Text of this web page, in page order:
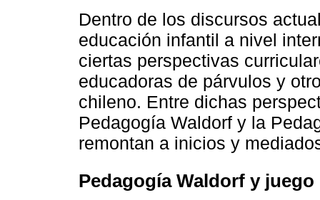
Dentro de los discursos
educación infantil a nivel
ciertas perspectivas
educadoras de párvulos y
chileno. Entre dichas
Pedagogía Waldorf y la
remontan a inicios y
Pedagogía Waldorf y